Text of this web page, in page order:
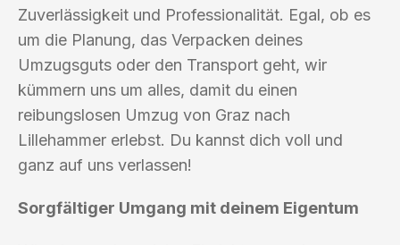
Zuverlässigkeit und Professionalität. Egal, ob es
um die Planung, das Verpacken deines
Umzugsguts oder den Transport geht, wir
kümmern uns um alles, damit du einen
reibungslosen Umzug von Graz nach
Lillehammer erlebst. Du kannst dich voll und
ganz auf uns verlassen!
Sorgfältiger Umgang mit deinem Eigentum